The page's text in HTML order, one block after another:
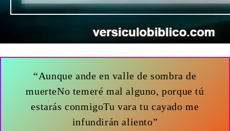
“Aunque ande en valle de sombra de
muerteNo temeré mal alguno, porque tú
estarás conmigoTu vara tu cayado me
infundirán aliento”